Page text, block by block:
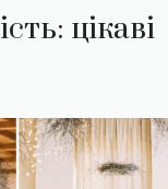
цікаві